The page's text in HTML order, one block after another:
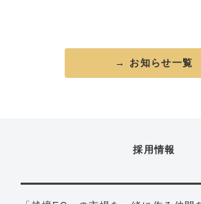
→ お知らせ一覧
採用情報